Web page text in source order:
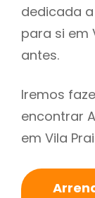
dedicada
para si em
antes.
Iremos
encontrar
em Vila